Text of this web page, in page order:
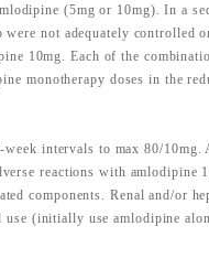
(5mg or 10mg). In a
were not adequately controlled
10mg. Each of the
monotherapy doses in the
week intervals to max80/10mg.
reactions with amlodipine
components. Renal and/or
(initially use amlodipine